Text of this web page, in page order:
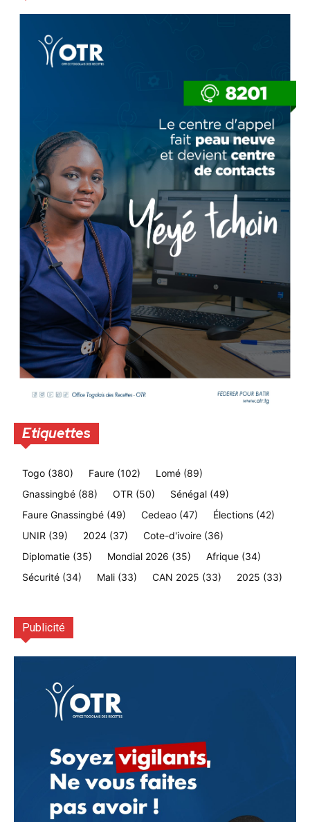
Etiquettes
Togo (380) Faure (102) Lomé (89)
Gnassingbé (88) OTR (50) Sénégal (49)
Faure Gnassingbé (49) Cedeao (47) Élections (42)
UNIR (39) 2024 (37) Cote-d'ivoire (36)
Diplomatie (35) Mondial 2026 (35) Afrique (34)
Sécurité (34) Mali (33) CAN 2025 (33) 2025 (33)
Publicité